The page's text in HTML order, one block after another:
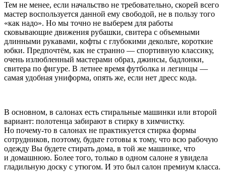
Тем не менее, если начальство не требовательно, скорей всего
мастер воспользуется данной ему свободой, не в пользу того
«как надо». Но мы точно не выберем для работы
сковывающие движения рубашки, свитера с объемными
длинными рукавами, кофты с глубокими декольте, короткие
юбки. Предпочтём, как не странно — спортивную классику,
очень излюбленный мастерами образ, джинсы, бадлонки,
свитера по фигуре. В летнее время футболка и легинцы —
самая удобная униформа, опять же, если нет дресс кода.
В основном, в салонах есть стиральные машинки или второй
вариант: полотенца забирают в стирку в химчистку.
Но почему-то в салонах не практикуется стирка формы
сотрудников, поэтому, будьте готовы к тому, что всю рабочую
одежду Вы будете стирать дома, в той же машинке, что
и домашнюю. Более того, только в одном салоне я увидела
гладильную доску с утюгом. И это был салон премиум класса.